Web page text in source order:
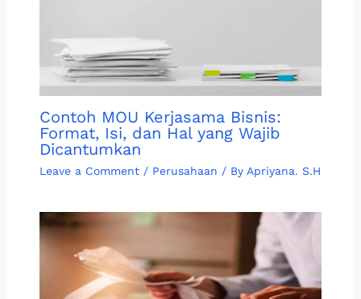
Contoh MOU Kerjasama Bisnis:
Format, Isi, dan Hal yang Wajib
Dicantumkan
Leave a Comment / Perusahaan / By Apriyana. S.H